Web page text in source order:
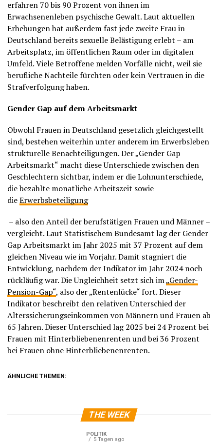
erfahren 70 bis 90 Prozent von ihnen im
Erwachsenenleben psychische Gewalt. Laut aktuellen
Erhebungen hat außerdem fast jede zweite Frau in
Deutschland bereits sexuelle Belästigung erlebt – am
Arbeitsplatz, im öffentlichen Raum oder im digitalen
Umfeld. Viele Betroffene melden Vorfälle nicht, weil sie
berufliche Nachteile fürchten oder kein Vertrauen in die
Strafverfolgung haben.
Gender Gap auf dem Arbeitsmarkt
Obwohl Frauen in Deutschland gesetzlich gleichgestellt
sind, bestehen weiterhin unter anderem im Erwerbsleben
strukturelle Benachteiligungen. Der „Gender Gap
Arbeitsmarkt“ macht diese Unterschiede zwischen den
Geschlechtern sichtbar, indem er die Lohnunterschiede,
die bezahlte monatliche Arbeitszeit sowie
dieErwerbsbeteiligung
– also den Anteil der berufstätigen Frauen und Männer –
vergleicht. Laut Statistischem Bundesamt lag der Gender
Gap Arbeitsmarkt im Jahr 2025 mit 37 Prozent auf dem
gleichen Niveau wie im Vorjahr. Damit stagniert die
Entwicklung, nachdem der Indikator im Jahr 2024 noch
rückläufig war. Die Ungleichheit setzt sich im„Gender-
Pension-Gap“, also der „Rentenlücke“ fort. Dieser
Indikator beschreibt den relativen Unterschied der
Alterssicherungseinkommen von Männern und Frauen ab
65 Jahren. Dieser Unterschied lag 2025 bei 24 Prozent bei
Frauen mit Hinterbliebenenrenten und bei 36 Prozent
bei Frauen ohne Hinterbliebenenrenten.
ÄHNLICHE THEMEN:
THE WEEK
POLITIK
5 Tagen ago